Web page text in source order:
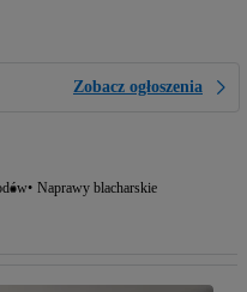
Zobacz ogłoszenia
Naprawy blacharskie